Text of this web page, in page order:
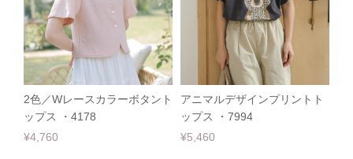
2色／Wレースカラーボタント
ップス ・4178
¥4,760
アニマルデザインプリントト
ップス ・7994
¥5,460